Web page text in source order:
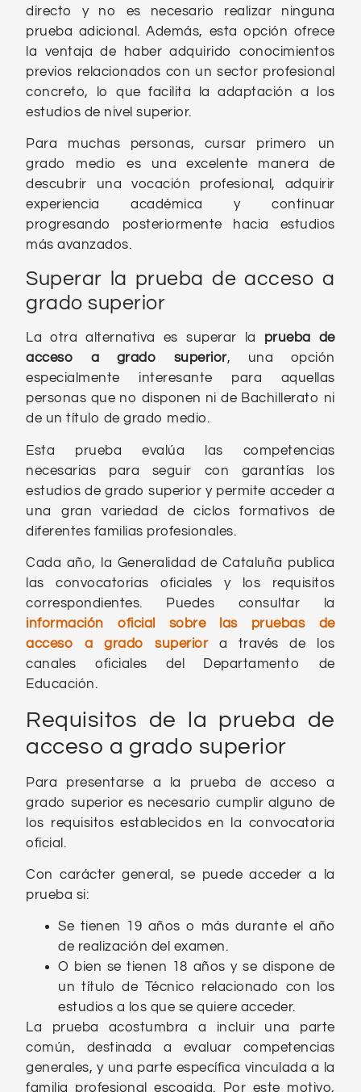
directo y no es necesario realizar ninguna
prueba adicional. Además, esta opción ofrece
la ventaja de haber adquirido conocimientos
previos relacionados con un sector profesional
concreto, lo que facilita la adaptación a los
estudios de nivel superior.
Para muchas personas, cursar primero un
grado medio es una excelente manera de
descubrir una vocación profesional, adquirir
experiencia académica y continuar
progresando posteriormente hacia estudios
más avanzados.
Superar la prueba de acceso a
grado superior
La otra alternativa es superar la prueba de
acceso a grado superior, una opción
especialmente interesante para aquellas
personas que no disponen ni de Bachillerato ni
de un título de grado medio.
Esta prueba evalúa las competencias
necesarias para seguir con garantías los
estudios de grado superior y permite acceder a
una gran variedad de ciclos formativos de
diferentes familias profesionales.
Cada año, la Generalidad de Cataluña publica
las convocatorias oficiales y los requisitos
correspondientes. Puedes consultar la
información oficial sobre las pruebas de
acceso a grado superiora través de los
canales oficiales del Departamento de
Educación.
Requisitos de la prueba de
acceso a grado superior
Para presentarse a la prueba de acceso a
grado superior es necesario cumplir alguno de
los requisitos establecidos en la convocatoria
oficial.
Con carácter general, se puede acceder a la
prueba si:
Se tienen 19 años o más durante el año
de realización del examen.
O bien se tienen 18 años y se dispone de
un título de Técnico relacionado con los
estudios a los que se quiere acceder.
La prueba acostumbra a incluir una parte
común, destinada a evaluar competencias
generales, y una parte específica vinculada a la
familia profesional escogida. Por este motivo,